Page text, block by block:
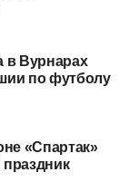
в Вурнарах
по футболу
«Спартак»